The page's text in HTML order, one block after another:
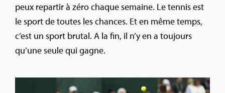
peux repartir à zéro chaque semaine. Le tennis est
le sport de toutes les chances. Et en même temps,
c’est un sport brutal. A la fin, il n’y en a toujours
qu’une seule qui gagne.